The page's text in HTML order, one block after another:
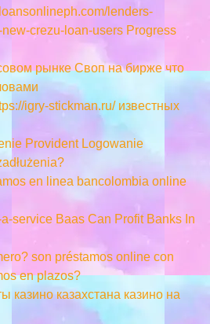
lenders-
new-crezu-loan-users Progress
рынке Своп на бирже что
igry-stickman.ru/ известных
Provident Logowanie
en linea bancolombia online
service Baas Can Profit Banks In
son préstamos online con
en plazos?
казино казахстана казино на